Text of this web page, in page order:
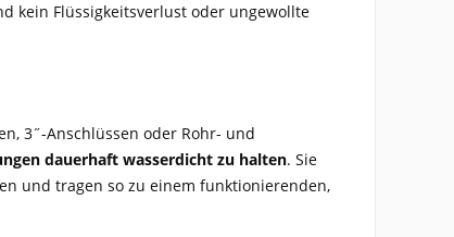
kein Flüssigkeitsverlust oder ungewollte
3˝-Anschlüssen oder Rohr- und
dauerhaft wasserdicht zu halten. Sie
und tragen so zu einem funktionierenden,